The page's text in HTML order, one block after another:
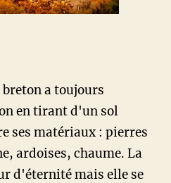
a toujours
en tirant d'un sol
ses matériaux : pierres
ardoises, chaume. La
d'éternité mais elle se